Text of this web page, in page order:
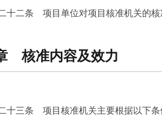
二条　项目单位对项目核准机关的核
核准内容及效力
三条　项目核准机关主要根据以下条